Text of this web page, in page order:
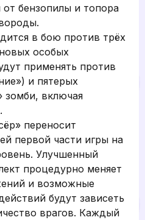
бензопилы и топора
в бою против трёх
особых
применять против
и пятерых
зомби, включая
переносит
первой части игры на
Улучшенный
процедурно меняет
и возможные
будут зависеть
врагов. Каждый